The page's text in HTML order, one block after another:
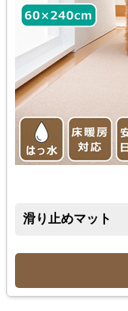
滑り止めマット